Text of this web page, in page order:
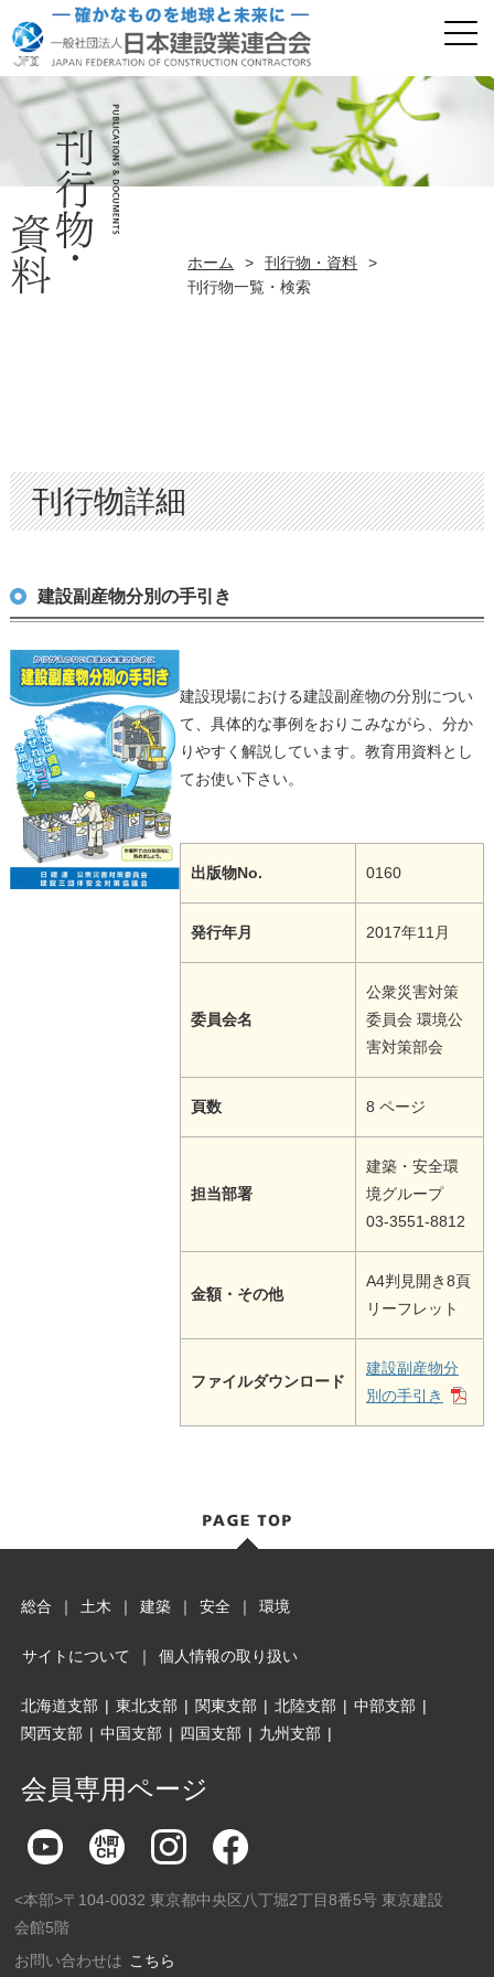
ホーム > 刊行物・資料
>
刊行物一覧・検索
刊行物詳細
建設副産物分別の手引き
建設現場における建設副産物の分別につい
て、具体的な事例をおりこみながら、分か
りやすく解説しています。教育用資料とし
てお使い下さい。
出版物No. 0160
発行年月 2017年11月
委員会名
公衆災害対策
委員会 環境公
害対策部会
頁数 8 ページ
担当部署
建築・安全環
境グループ
03-3551-8812
金額・その他
A4判見開き8頁
リーフレット
ファイルダウンロード
建設副産物分
別の手引き
総合 ｜ 土木 ｜ 建築 ｜ 安全 ｜ 環境
サイトについて ｜ 個人情報の取り扱い
北海道支部 | 東北支部 | 関東支部 | 北陸支部 | 中部支部 |
関西支部 | 中国支部 | 四国支部 | 九州支部 |
会員専用ページ
<本部>〒104-0032 東京都中央区八丁堀2丁目8番5号 東京建設
会館5階
お問い合わせは こちら